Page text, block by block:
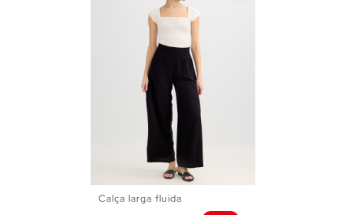
Calça larga fluida